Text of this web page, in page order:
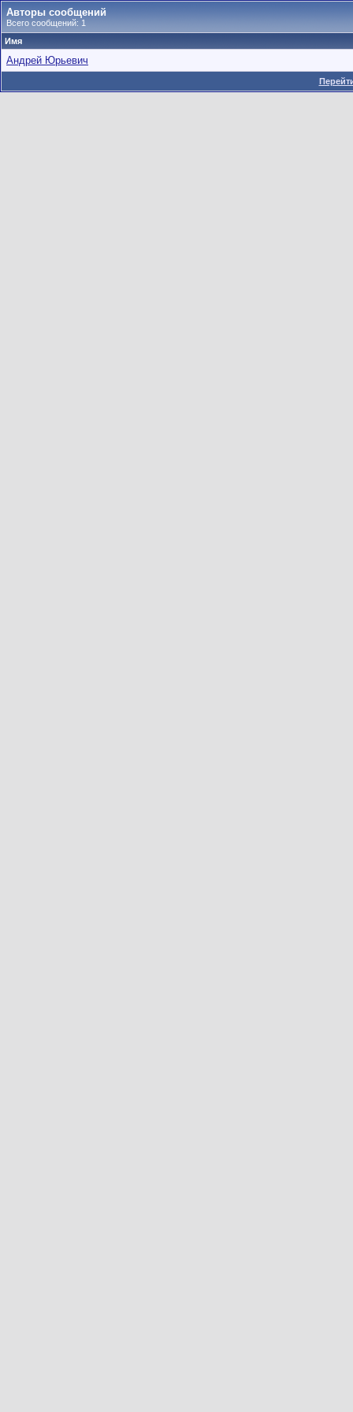
Авторы сообщений
Всего сообщений: 1
Имя
Андрей Юрьевич